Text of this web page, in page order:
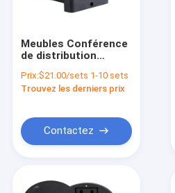
Meubles Conférence
de distribution
électrique en retrait
Bureau monté OEM
Prix:$21.00/sets 1-10 sets
Trouvez les derniers prix
Contactez